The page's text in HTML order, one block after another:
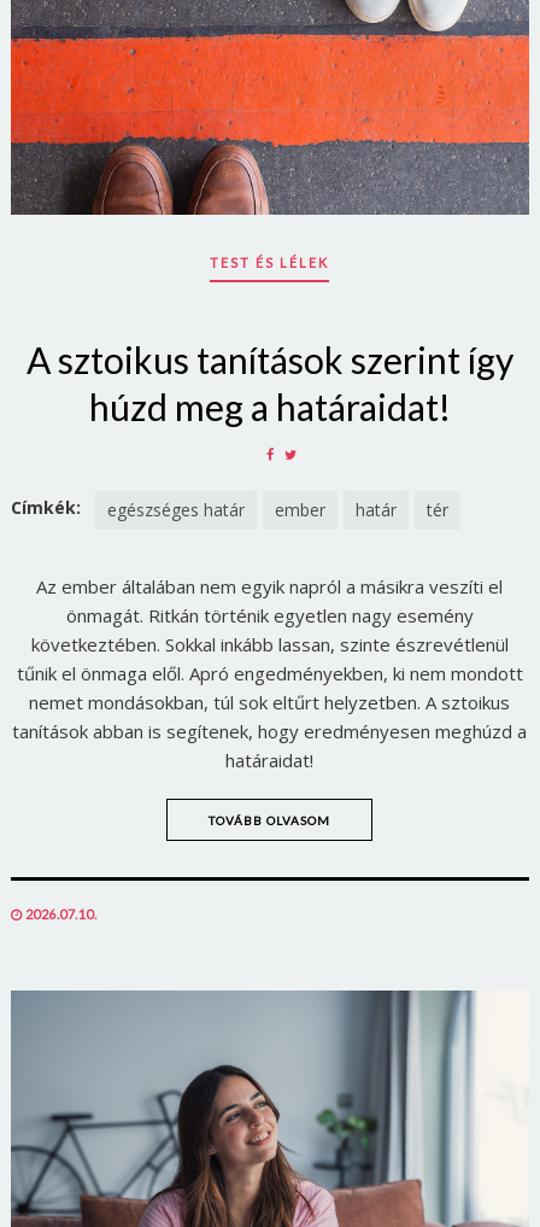
TEST ÉS LÉLEK
A sztoikus tanítások szerint így
húzd meg a határaidat!
SHARE
FACEBOOK
TWITTER
Címkék: egészséges határ ember határ tér
Az ember általában nem egyik napról a másikra veszíti el
önmagát. Ritkán történik egyetlen nagy esemény
következtében. Sokkal inkább lassan, szinte észrevétlenül
tűnik el önmaga elől. Apró engedményekben, ki nem mondott
nemet mondásokban, túl sok eltűrt helyzetben. A sztoikus
tanítások abban is segítenek, hogy eredményesen meghúzd a
határaidat!
TOVÁBB OLVASOM
POSTED
2026.07.10.